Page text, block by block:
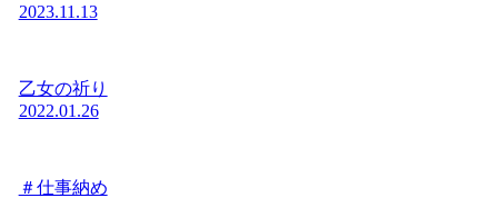
2023.11.13
乙女の祈り
2022.01.26
＃仕事納め